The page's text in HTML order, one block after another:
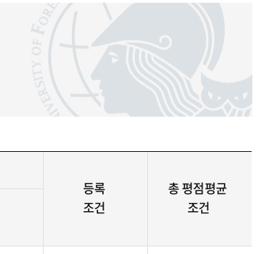
등록
조건
총 평점평균
조건